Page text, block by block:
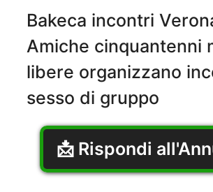
Bakeca incontri
Amiche cinquantenni
libere organizzano
sesso di gruppo
📩 Rispondi